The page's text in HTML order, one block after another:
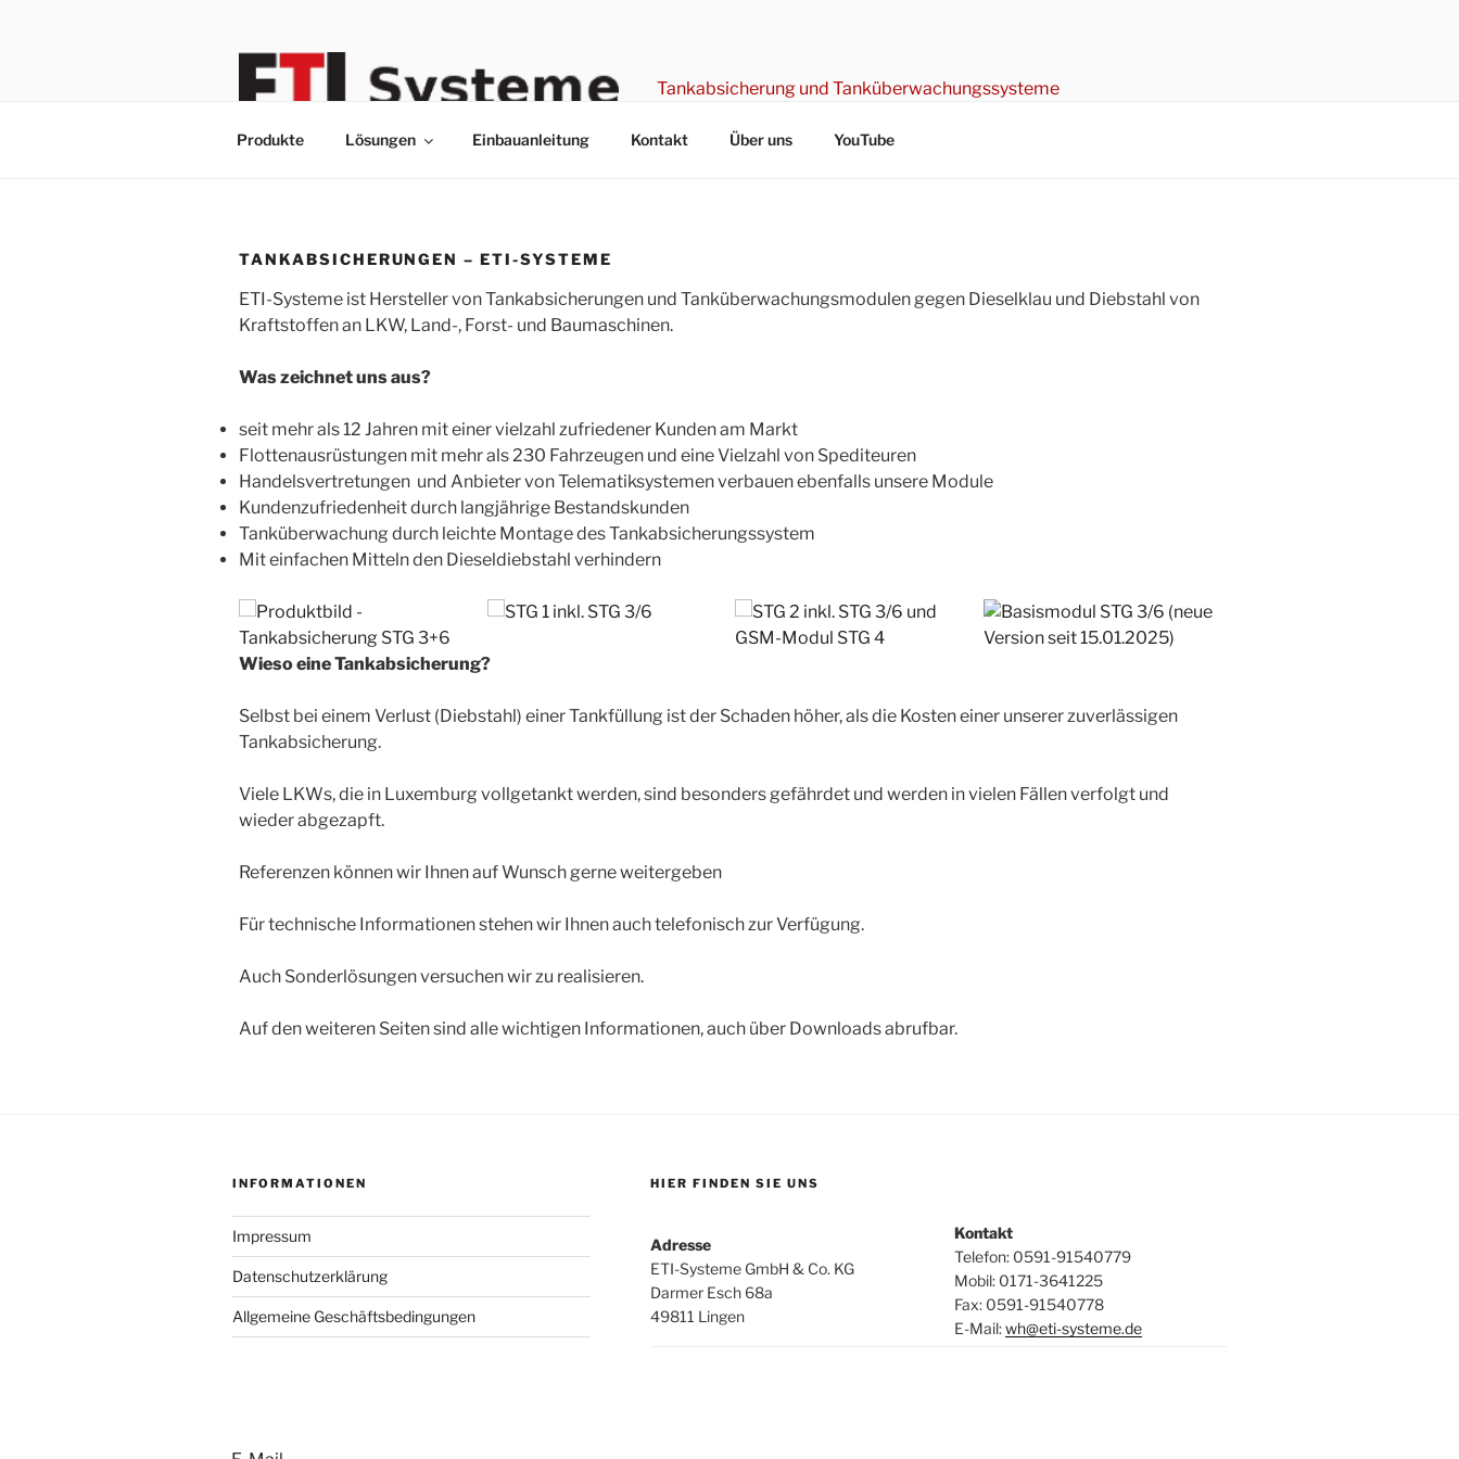
Tankabsicherung und Tanküberwachungssysteme
Produkte Lösungen Einbauanleitung Kontakt Über uns YouTube
TANKABSICHERUNGEN – ETI-SYSTEME
ETI-Systeme ist Hersteller von Tankabsicherungen und Tanküberwachungsmodulen gegen Dieselklau und Diebstahl von
Kraftstoffen an LKW, Land-, Forst- und Baumaschinen.
Was zeichnet uns aus?
seit mehr als 12 Jahren mit einer vielzahl zufriedener Kunden am Markt
Flottenausrüstungen mit mehr als 230 Fahrzeugen und eine Vielzahl von Spediteuren
Handelsvertretungen und Anbieter von Telematiksystemen verbauen ebenfalls unsere Module
Kundenzufriedenheit durch langjährige Bestandskunden
Tanküberwachung durch leichte Montage des Tankabsicherungssystem
Mit einfachen Mitteln den Dieseldiebstahl verhindern
Wieso eine Tankabsicherung?
Selbst bei einem Verlust (Diebstahl) einer Tankfüllung ist der Schaden höher, als die Kosten einer unserer zuverlässigen
Tankabsicherung.
Viele LKWs, die in Luxemburg vollgetankt werden, sind besonders gefährdet und werden in vielen Fällen verfolgt und
wieder abgezapft.
Referenzen können wir Ihnen auf Wunsch gerne weitergeben
Für technische Informationen stehen wir Ihnen auch telefonisch zur Verfügung.
Auch Sonderlösungen versuchen wir zu realisieren.
Auf den weiteren Seiten sind alle wichtigen Informationen, auch über Downloads abrufbar.
INFORMATIONEN
Impressum
Datenschutzerklärung
Allgemeine Geschäftsbedingungen
HIER FINDEN SIE UNS
Adresse
ETI-Systeme GmbH & Co. KG
Darmer Esch 68a
49811 Lingen
Kontakt
Telefon: 0591-91540779
Mobil: 0171-3641225
Fax: 0591-91540778
E-Mail:wh@eti-systeme.de